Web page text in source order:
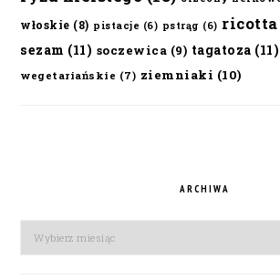
włoskie (8) pistacje (6) pstrąg (6) ricotta
sezam (11) soczewica (9) tagatoza (11)
wegetariańskie (7) ziemniaki (10)
ARCHIWA
Archiwa